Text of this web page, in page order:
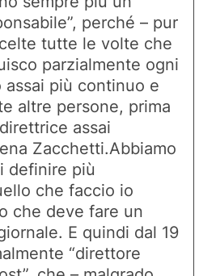
perché – pur
tutte le volte che
parzialmente ogni
assai più continuo e
altre persone, prima
assai
Zacchetti.Abbiamo
definire più
che faccio io
che deve fare un
E quindi dal 19
“direttore